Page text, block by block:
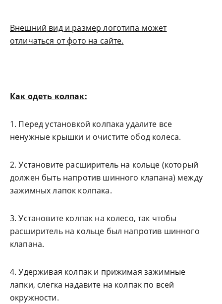
Внешний вид и размер логотипа может
отличаться от фото на сайте.
Как одеть колпак:
1. Перед установкой колпака удалите все
ненужные крышки и очистите обод колеса.
2. Установите расширитель на кольце (который
должен быть напротив шинного клапана) между
зажимных лапок колпака.
3. Установите колпак на колесо, так чтобы
расширитель на кольце был напротив шинного
клапана.
4. Удерживая колпак и прижимая зажимные
лапки, слегка надавите на колпак по всей
окружности.